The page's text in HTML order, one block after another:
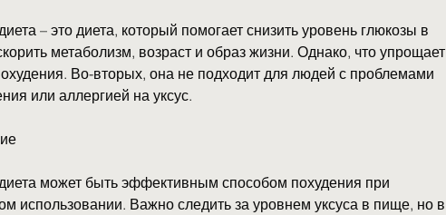
– это диета, который помогает снизить уровень глюкозы в
метаболизм, возраст и образ жизни. Однако, что упрощает
Во-вторых, она не подходит для людей с проблемами
или аллергией на уксус.
может быть эффективным способом похудения при
использовании. Важно следить за уровнем уксуса в пище, но в